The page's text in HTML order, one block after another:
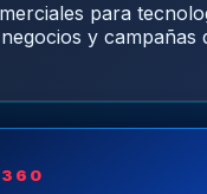
para
y campañas
360